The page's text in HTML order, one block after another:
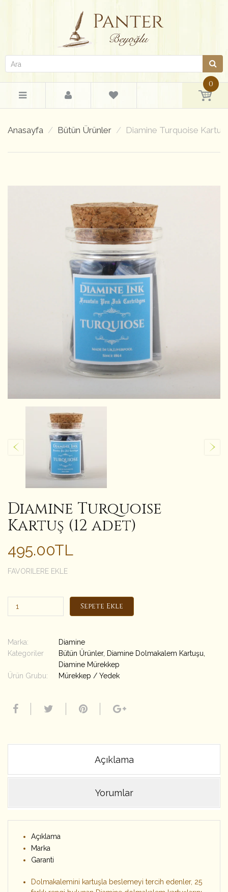
0
Anasayfa Bütün Ürünler Diamine Turquoise Kartuş
Diamine Turquoise
Kartuş (12 adet)
495.00TL
FAVORILERE EKLE
Sepete Ekle
Marka:
Diamine
Kategoriler
Bütün Ürünler, Diamine Dolmakalem Kartuşu
Diamine Mürekkep
Ürün Grubu:
Mürekkep / Yedek
Açıklama
Yorumlar
Açıklama
Marka
Garanti
Dolmakalemini kartuşla beslemeyi tercih edenler, 25